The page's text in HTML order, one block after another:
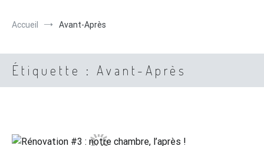
Accueil Avant-Après
Étiquette : Avant-Après